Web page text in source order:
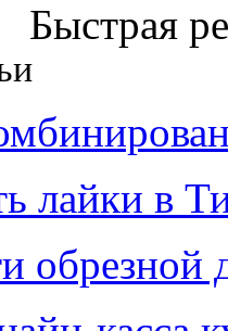
Быстрая
лайки в
обрезной